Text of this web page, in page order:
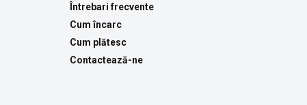
Întrebari frecvente
Cum încarc
Cum plătesc
Contactează-ne